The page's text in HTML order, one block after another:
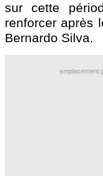
sur cette
renforcer après
Bernardo Silva.
emplacement